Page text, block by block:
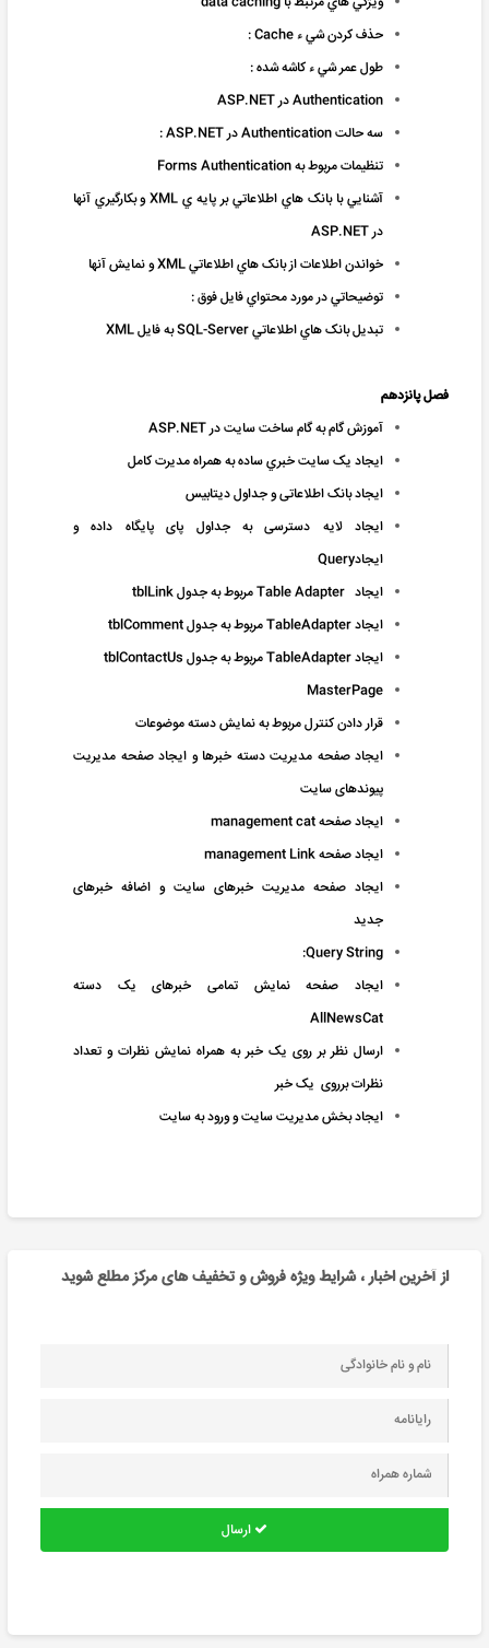
حذف کردن شي ء Cache :
طول عمر شي ء کاشه شده :
Authentication در ASP.NET
سه حالت Authentication در ASP.NET :
تنظيمات مربوط به Forms Authentication
آشنايي با بانک هاي اطلاعاتي بر پايه ي XML و بکارگيري آنها
در ASP.NET
خواندن اطلاعات از بانک هاي اطلاعاتي XML و نمايش آنها
توضيحاتي در مورد محتواي فايل فوق :
تبديل بانک هاي اطلاعاتي SQL-Server به فايل XML
فصل پانزدهم
آموزش گام به گام ساخت سايت در ASP.NET
ايجاد يک سايت خبري ساده به همراه مديرت کامل
ایجاد بانک اطلاعاتی و جداول دیتابیس
ایجاد لایه دسترسی به جداول پای پایگاه داده و
ایجادQuery
ايجاد Table Adapter مربوط به جدول tblLink
ايجاد TableAdapter مربوط به جدول tblComment
ايجاد TableAdapter مربوط به جدول tblContactUs
MasterPage
قرار دادن کنترل مربوط به نمایش دسته موضوعات
ایجاد صفحه مدیریت دسته خبرها و ایجاد صفحه مدیریت
پیوندهای سایت
ایجاد صفحه management cat
ایجاد صفحه management Link
ایجاد صفحه مدیریت خبرهای سایت و اضافه خبرهای
جدید
Query String:
ایجاد صفحه نمایش تمامی خبرهای یک دسته
AllNewsCat
ارسال نظر بر روی یک خبر به همراه نمایش نظرات و تعداد
نظرات برروی یک خبر
ایجاد بخش مدیریت سایت و ورود به سایت
از آخرین اخبار ، شرایط ویژه فروش و تخفیف های مرکز مطلع شوید
ارسال